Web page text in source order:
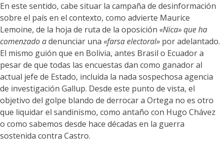
En este sentido, cabe situar la campaña de desinformación
sobre el país en el contexto, como advierte Maurice
Lemoine, de la hoja de ruta de la oposición «Nica» que ha
comenzado adenunciar una «farsa electoral» por adelantado.
El mismo guión que en Bolivia, antes Brasil o Ecuador a
pesar de que todas las encuestas dan como ganador al
actual jefe de Estado, incluida la nada sospechosa agencia
de investigación Gallup. Desde este punto de vista, el
objetivo del golpe blando de derrocar a Ortega no es otro
que liquidar el sandinismo, como antaño con Hugo Chávez
o como sabemos desde hace décadas en la guerra
sostenida contra Castro.